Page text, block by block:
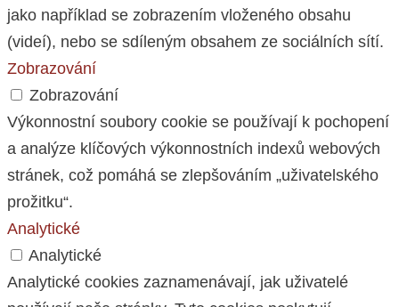
jako například se zobrazením vloženého obsahu
(videí), nebo se sdíleným obsahem ze sociálních sítí.
Zobrazování
Zobrazování
Výkonnostní soubory cookie se používají k pochopení
a analýze klíčových výkonnostních indexů webových
stránek, což pomáhá se zlepšováním „uživatelského
prožitku“.
Analytické
Analytické
Analytické cookies zaznamenávají, jak uživatelé